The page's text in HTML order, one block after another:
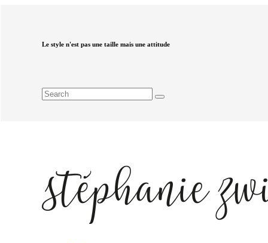
Le style n'est pas une taille mais une attitude